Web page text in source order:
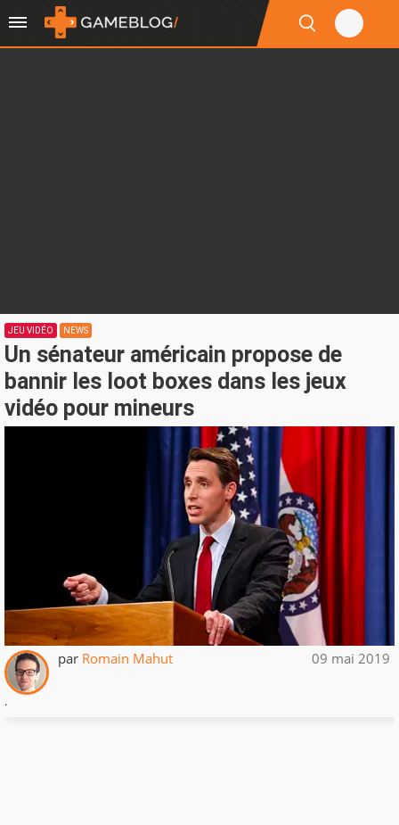
JEU VIDÉO NEWS
Un sénateur américain propose de
bannir les loot boxes dans les jeux
vidéo pour mineurs
par Romain Mahut 09 mai 2019
.